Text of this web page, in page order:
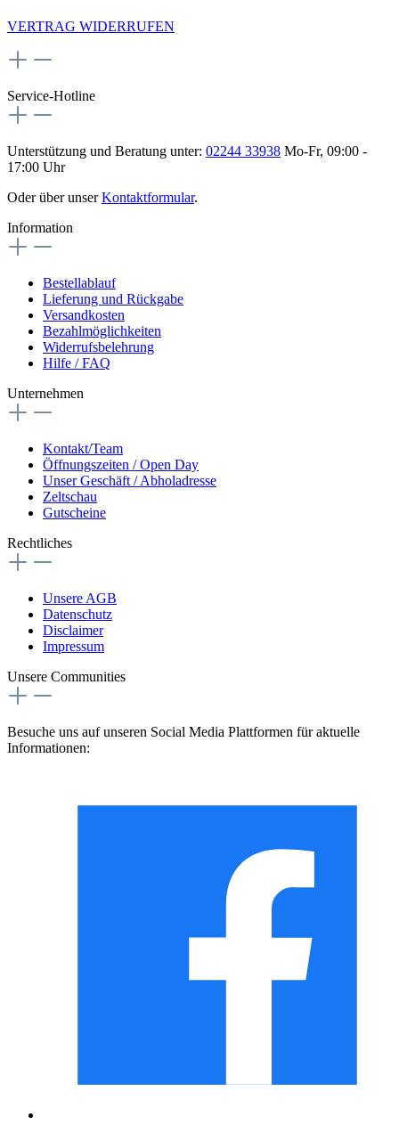
VERTRAG WIDERRUFEN
Service-Hotline
Unterstützung und Beratung unter: 02244 33938 Mo-Fr, 09:00 -
17:00 Uhr
Oder über unserKontaktformular.
Information
Bestellablauf
Lieferung und Rückgabe
Versandkosten
Bezahlmöglichkeiten
Widerrufsbelehrung
Hilfe / FAQ
Unternehmen
Kontakt/Team
Öffnungszeiten / Open Day
Unser Geschäft / Abholadresse
Zeltschau
Gutscheine
Rechtliches
Unsere AGB
Datenschutz
Disclaimer
Impressum
Unsere Communities
Besuche uns auf unseren Social Media Plattformen für aktuelle
Informationen: